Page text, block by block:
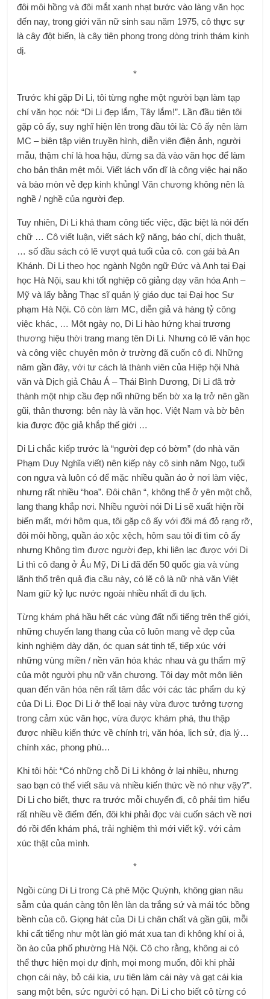
đôi môi hồng và đôi mắt xanh nhạt bước vào làng văn học
đến nay, trong giới văn nữ sinh sau năm 1975, cô thực sự
là cây đột biến, là cây tiên phong trong dòng trinh thám kinh
dị.
*
Trước khi gặp Di Li, tôi từng nghe một người bạn làm tạp
chí văn học nói: “Di Li đẹp lắm, Tây lắm!”. Lần đầu tiên tôi
gặp cô ấy, suy nghĩ hiện lên trong đầu tôi là: Cô ấy nên làm
MC – biên tập viên truyền hình, diễn viên điện ảnh, người
mẫu, thậm chí là hoa hậu, đừng sa đà vào văn học để làm
cho bản thân mệt mỏi. Viết lách vốn dĩ là công việc hại não
và bào mòn vẻ đẹp kinh khủng! Văn chương không nên là
nghề / nghề của người đẹp.
Tuy nhiên, Di Li khá tham công tiếc việc, đặc biệt là nói đến
chữ … Cô viết luận, viết sách kỹ năng, báo chí, dịch thuật,
… số đầu sách có lẽ vượt quá tuổi của cô. con gái bà An
Khánh. Di Li theo học ngành Ngôn ngữ Đức và Anh tại Đại
học Hà Nội, sau khi tốt nghiệp cô giảng dạy văn hóa Anh –
Mỹ và lấy bằng Thạc sĩ quản lý giáo dục tại Đại học Sư
phạm Hà Nội. Cô còn làm MC, diễn giả và hàng tỷ công
việc khác, … Một ngày nọ, Di Li hào hứng khai trương
thương hiệu thời trang mang tên Di Li. Nhưng có lẽ văn học
và công việc chuyên môn ở trường đã cuốn cô đi. Những
năm gần đây, với tư cách là thành viên của Hiệp hội Nhà
văn và Dịch giả Châu Á – Thái Bình Dương, Di Li đã trở
thành một nhịp cầu đẹp nối những bến bờ xa lạ trở nên gần
gũi, thân thương: bên này là văn học. Việt Nam và bờ bên
kia được độc giả khắp thế giới …
Di Li chắc kiếp trước là “người đẹp có bờm” (do nhà văn
Phạm Duy Nghĩa viết) nên kiếp này cô sinh năm Ngọ, tuổi
con ngựa và luôn có để mặc nhiều quần áo ở nơi làm việc,
nhưng rất nhiều “hoa”. Đôi chân “, không thể ở yên một chỗ,
lang thang khắp nơi. Nhiều người nói Di Li sẽ xuất hiện rồi
biến mất, mới hôm qua, tôi gặp cô ấy với đôi má đỏ rạng rỡ,
đôi môi hồng, quần áo xộc xệch, hôm sau tôi đi tìm cô ấy
nhưng Không tìm được người đẹp, khi liên lạc được với Di
Li thì cô đang ở Âu Mỹ, Di Li đã đến 50 quốc gia và vùng
lãnh thổ trên quả địa cầu này, có lẽ cô là nữ nhà văn Việt
Nam giữ kỷ lục nước ngoài nhiều nhất đi du lịch.
Từng khám phá hầu hết các vùng đất nổi tiếng trên thế giới,
những chuyến lang thang của cô luôn mang vẻ đẹp của
kinh nghiệm dày dặn, óc quan sát tinh tế, tiếp xúc với
những vùng miền / nền văn hóa khác nhau và gu thẩm mỹ
của một người phụ nữ văn chương. Tôi dạy một môn liên
quan đến văn hóa nên rất tâm đắc với các tác phẩm du ký
của Di Li. Đọc Di Li ở thể loại này vừa được tưởng tượng
trong cảm xúc văn học, vừa được khám phá, thu thập
được nhiều kiến ​​thức về chính trị, văn hóa, lịch sử, địa lý…
chính xác, phong phú…
Khi tôi hỏi: “Có những chỗ Di Li không ở lại nhiều, nhưng
sao bạn có thể viết sâu và nhiều kiến ​​thức về nó như vậy?”.
Di Li cho biết, thực ra trước mỗi chuyến đi, cô phải tìm hiểu
rất nhiều về điểm đến, đôi khi phải đọc vài cuốn sách về nơi
đó rồi đến khám phá, trải nghiệm thì mới viết kỹ. với cảm
xúc thật của mình.
*
Ngồi cùng Di Li trong Cà phê Mộc Quỳnh, không gian nâu
sẫm của quán càng tôn lên làn da trắng sứ và mái tóc bồng
bềnh của cô. Giọng hát của Di Li chân chất và gần gũi, mỗi
khi cất tiếng như một làn gió mát xua tan đi không khí oi ả,
ồn ào của phố phường Hà Nội. Cô cho rằng, không ai có
thể thực hiện mọi dự định, mọi mong muốn, đôi khi phải
chọn cái này, bỏ cái kia, ưu tiên làm cái này và gạt cái kia
sang một bên, sức người có hạn. Di Li cho biết cô từng có